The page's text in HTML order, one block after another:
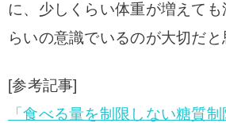
に、少しくらい体重が増えても
らいの意識でいるのが大切だと
[参考記事]
「食べる量を制限しない糖質